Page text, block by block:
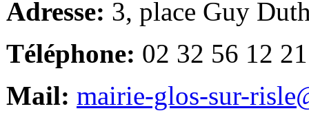
Adresse: 3, place Guy
Téléphone: 02 32 56 12 21
Mail: mairie-glos-sur-